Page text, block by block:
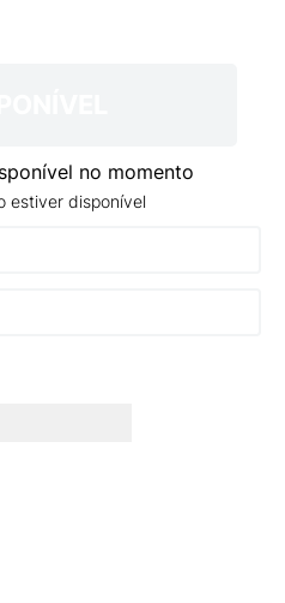
no momento
estiver disponível